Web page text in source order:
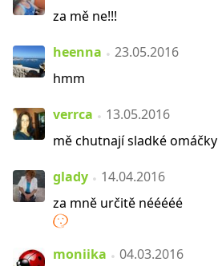
za mě ne!!!
heenna
23.05.2016
hmm
verrca
13.05.2016
mě chutnají sladké omáčky
glady
14.04.2016
za mně určitě nééééé
moniika
04.03.2016